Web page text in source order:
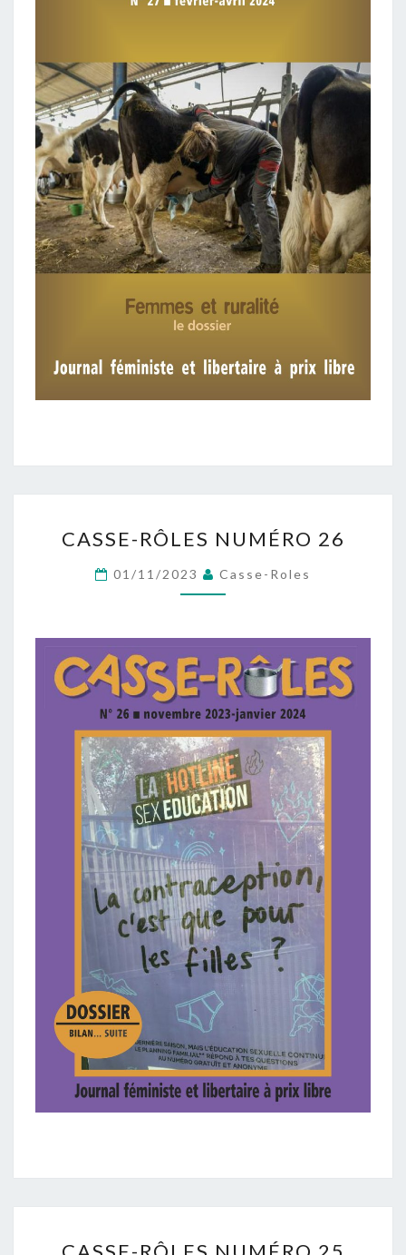
RÔLES
NUMÉRO
26
CASSE-RÔLES NUMÉRO 26
01/11/2023 Casse-Roles